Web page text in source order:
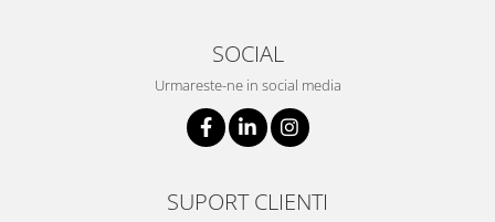
SOCIAL
Urmareste-ne in social media
SUPORT CLIENTI